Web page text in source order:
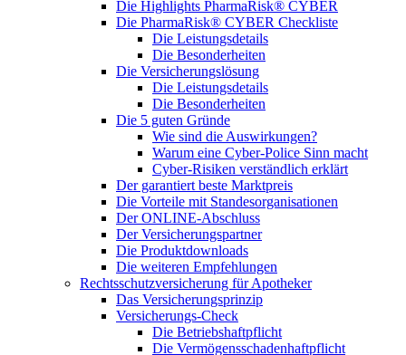
Die Highlights PharmaRisk® CYBER
Die PharmaRisk® CYBER Checkliste
Die Leistungsdetails
Die Besonderheiten
Die Versicherungslösung
Die Leistungsdetails
Die Besonderheiten
Die 5 guten Gründe
Wie sind die Auswirkungen?
Warum eine Cyber-Police Sinn macht
Cyber-Risiken verständlich erklärt
Der garantiert beste Marktpreis
Die Vorteile mit Standesorganisationen
Der ONLINE-Abschluss
Der Versicherungspartner
Die Produktdownloads
Die weiteren Empfehlungen
Rechtsschutzversicherung für Apotheker
Das Versicherungsprinzip
Versicherungs-Check
Die Betriebshaftpflicht
Die Vermögensschadenhaftpflicht